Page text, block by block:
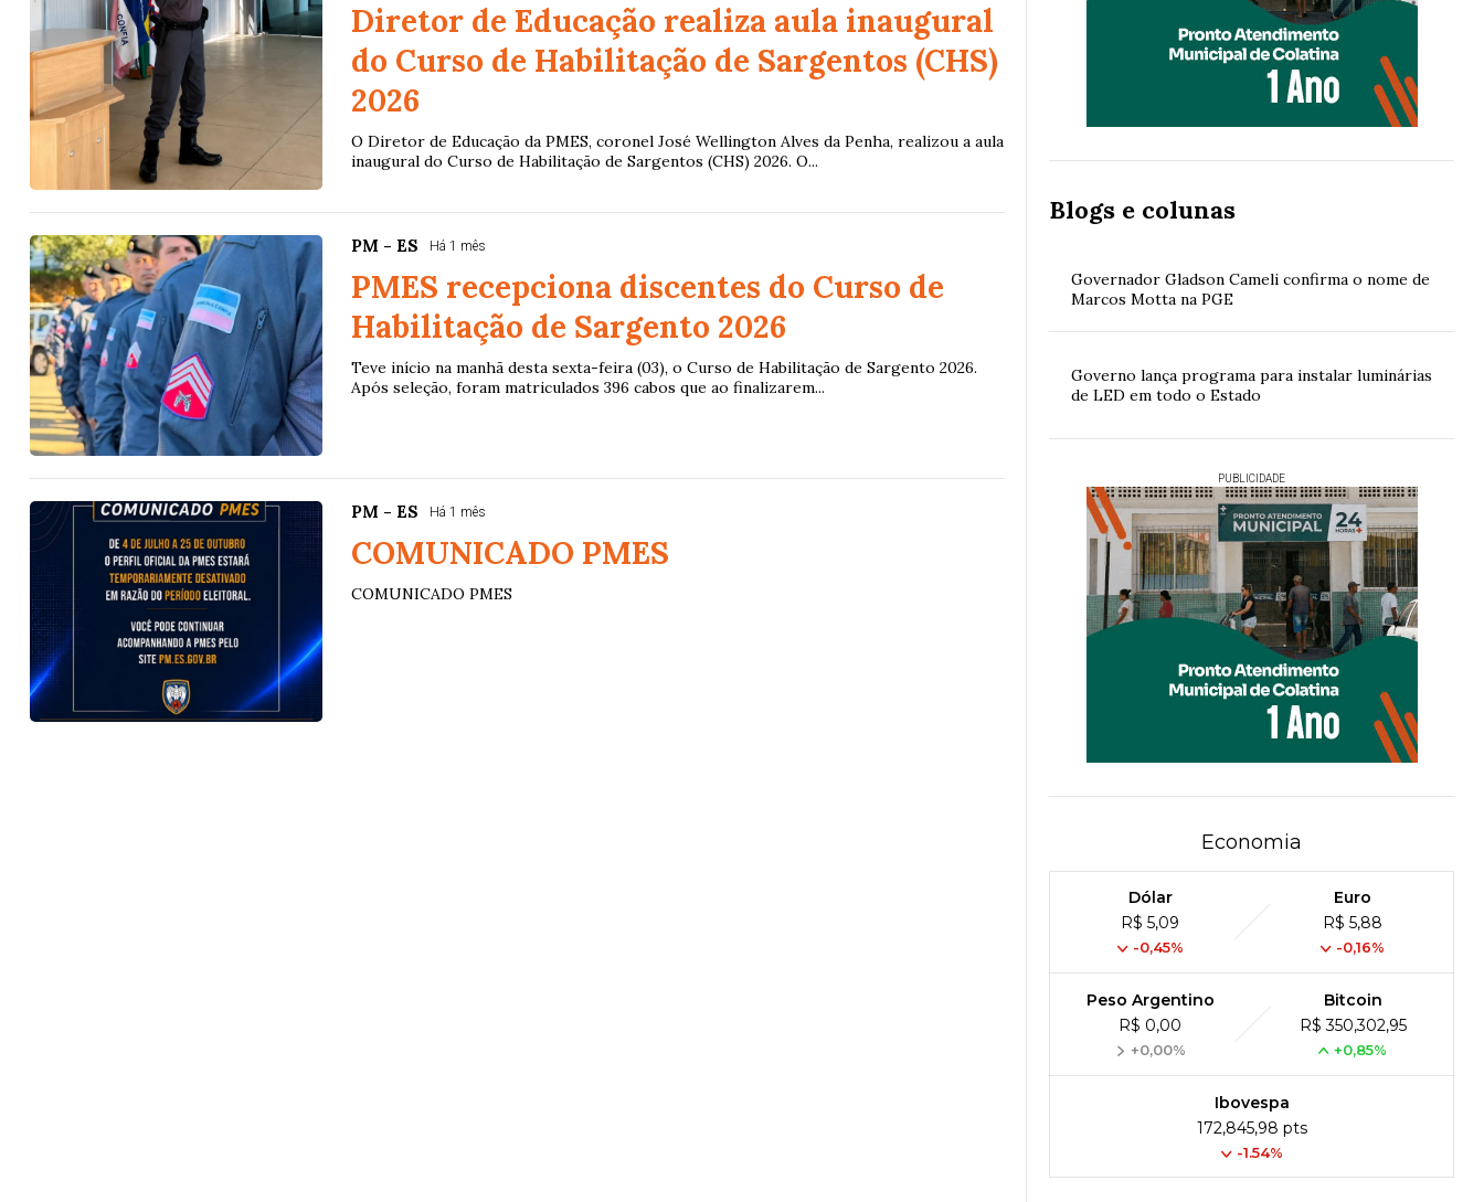
Diretor de Educação realiza aula inaugural
do Curso de Habilitação de Sargentos (CHS)
2026
O Diretor de Educação da PMES, coronel José Wellington Alves da Penha, realizou a aula
inaugural do Curso de Habilitação de Sargentos (CHS) 2026. O...
PM - ES Há 1 mês
PMES recepciona discentes do Curso de
Habilitação de Sargento 2026
Teve início na manhã desta sexta-feira (03), o Curso de Habilitação de Sargento 2026.
Após seleção, foram matriculados 396 cabos que ao finalizarem...
PM - ES Há 1 mês
COMUNICADO PMES
COMUNICADO PMES
Blogs e colunas
Governador Gladson Cameli confirma o nome de
Marcos Motta na PGE
Governo lança programa para instalar luminárias
de LED em todo o Estado
PUBLICIDADE
Economia
Dólar
R$ 5,09
-0,45%
Euro
R$ 5,88
-0,16%
Peso Argentino
R$ 0,00
+0,00%
Bitcoin
R$ 350,302,95
+0,85%
Ibovespa
172,845,98 pts
-1.54%